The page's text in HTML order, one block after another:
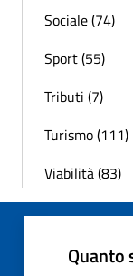
Sociale (74)
Sport (55)
Tributi (7)
Turismo (111)
Viabilità (83)
Quanto